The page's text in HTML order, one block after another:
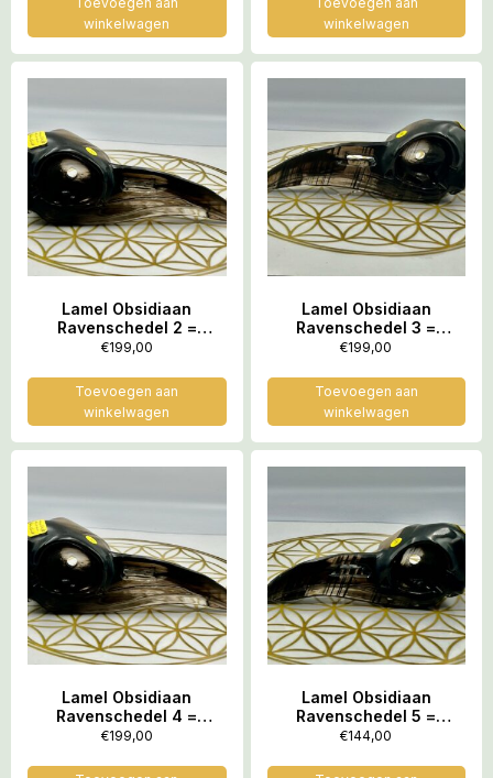
winkelwagen
winkelwagen
Lamel Obsidiaan
Ravenschedel 2 =
LeMUria Boodschapper:
– 127 gram
€199,00
Toevoegen aan
winkelwagen
Lamel Obsidiaan
Ravenschedel 3 =
LeMUria Boodschapper:
129 gram
€199,00
Toevoegen aan
winkelwagen
Lamel Obsidiaan
Ravenschedel 4 =
LeMUria Boodschapper:
176 gram
€199,00
Lamel Obsidiaan
Ravenschedel 5 =
LeMUria Boodschapper:
(lxbrxh) – 132 gram
€144,00